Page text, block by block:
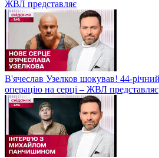
ЖВЛ представляє
В'ячеслав Узелков шокував! 44-
операцію на серці – ЖВЛ представляє